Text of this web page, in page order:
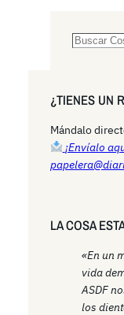
S
r
h
¿TIENES UN
Mándalo
¡Envíalo
LA COSA
«En un
vida
ASDF
los